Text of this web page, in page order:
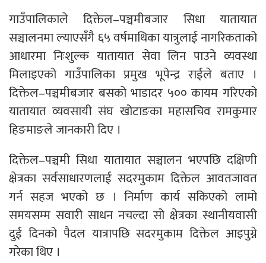
गाउँपालिकाले दिक्तेल–पञ्चमीबजार सिधा यातायात
सञ्चालनमा ल्याएसँगै ६५ वर्षमाथिका यात्रुलाई नागरिकताको
आधारमा निःशुल्क यातायात सेवा लिन पाउने व्यवस्था
मिलाइएको गाउँपालिका प्रमुख भूपेन्द्र राईले बताए ।
दिक्तेल–पञ्चमीबजार बसको भाडादर ५०० कायम गरिएको
यातायात व्यवसायी संघ खोटाङका महासचिव रामकुमार
हिङमाङले जानकारी दिए ।
दिक्तेल–पञ्चमी सिधा यातायात सञ्चालन भएपछि दक्षिणी
क्षेत्रका सर्वसाधारणलाई सदरमुकाम दिक्तेल आवतजावत
गर्न सहज भएको छ । निर्माण कार्य सकिएको लामो
समयसम्म सवारी साधन नचल्दा सो क्षेत्रका स्थानीयवासी
दुई दिनको पैदल यात्रापछि सदरमुकाम दिक्तेल आइपुग्ने
गरेका थिए ।